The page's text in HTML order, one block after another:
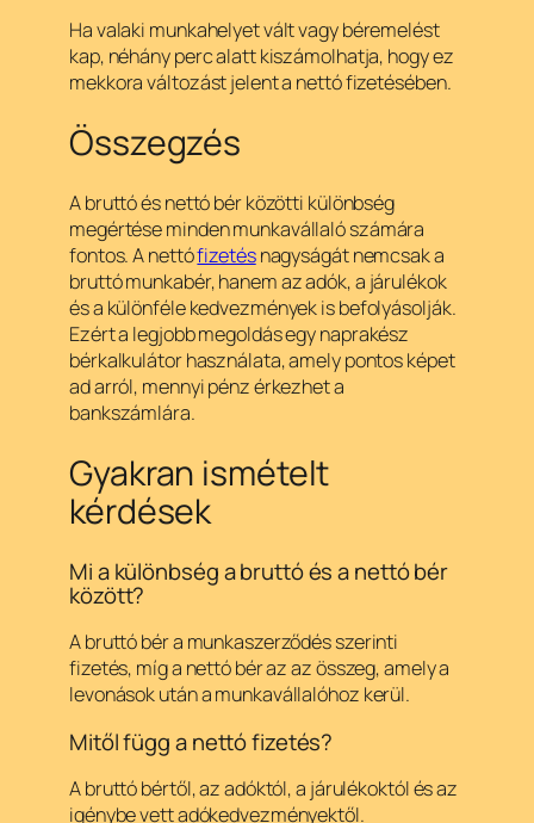
Ha valaki munkahelyet vált vagy béremelést
kap, néhány perc alatt kiszámolhatja, hogy ez
mekkora változást jelent a nettó fizetésében.
Összegzés
A bruttó és nettó bér közötti különbség
megértése minden munkavállaló számára
fontos. A nettófizetésnagyságát nemcsak a
bruttó munkabér, hanem az adók, a járulékok
és a különféle kedvezmények is befolyásolják.
Ezért a legjobb megoldás egy naprakész
bérkalkulátor használata, amely pontos képet
ad arról, mennyi pénz érkezhet a
bankszámlára.
Gyakran ismételt
kérdések
Mi a különbség a bruttó és a nettó bér
között?
A bruttó bér a munkaszerződés szerinti
fizetés, míg a nettó bér az az összeg, amely a
levonások után a munkavállalóhoz kerül.
Mitől függ a nettó fizetés?
A bruttó bértől, az adóktól, a járulékoktól és az
igénybe vett adókedvezményektől.